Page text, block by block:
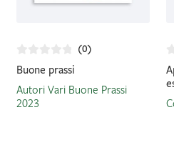
(0)
Buone prassi
Autori Vari Buone Prassi
2023